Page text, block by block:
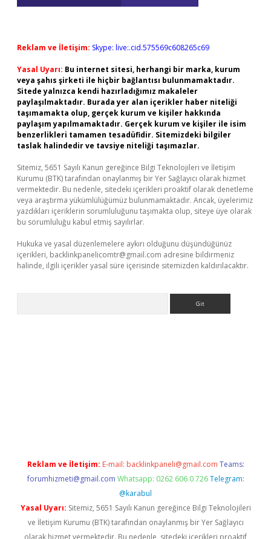
Reklam ve İletişim: Skype: live:.cid.575569c608265c69
Yasal Uyarı: Bu internet sitesi, herhangi bir marka, kurum
veya şahıs şirketi ile hiçbir bağlantısı bulunmamaktadır.
Sitede yalnızca kendi hazırladığımız makaleler
paylaşılmaktadır. Burada yer alan içerikler haber niteliği
taşımamakta olup, gerçek kurum ve kişiler hakkında
paylaşım yapılmamaktadır. Gerçek kurum ve kişiler ile isim
benzerlikleri tamamen tesadüfidir. Sitemizdeki bilgiler
taslak halindedir ve tavsiye niteliği taşımazlar.
Sitemiz, 5651 Sayılı Kanun gereğince Bilgi Teknolojileri ve İletişim
Kurumu (BTK) tarafından onaylanmış bir Yer Sağlayıcı olarak hizmet
vermektedir. Bu nedenle, sitedeki içerikleri proaktif olarak denetleme
veya araştırma yükümlülüğümüz bulunmamaktadır. Ancak, üyelerimiz
yazdıkları içeriklerin sorumluluğunu taşımakta olup, siteye üye olarak
bu sorumluluğu kabul etmiş sayılırlar.
Hukuka ve yasal düzenlemelere aykırı olduğunu düşündüğünüz
içerikleri, backlinkpanelicomtr@gmail.com adresine bildirmeniz
halinde, ilgili içerikler yasal süre içerisinde sitemizden kaldırılacaktır.
Reklam ve İletişim: E-mail: backlinkpaneli@gmail.com Teams:
forumhizmeti@gmail.com Whatsapp: 0262 606 0 726 Telegram:
@karabul
Yasal Uyarı: Sitemiz, 5651 Sayılı Kanun gereğince Bilgi Teknolojileri
ve İletişim Kurumu (BTK) tarafından onaylanmış bir Yer Sağlayıcı
olarak hizmet vermektedir. Bu nedenle, sitedeki içerikleri proaktif